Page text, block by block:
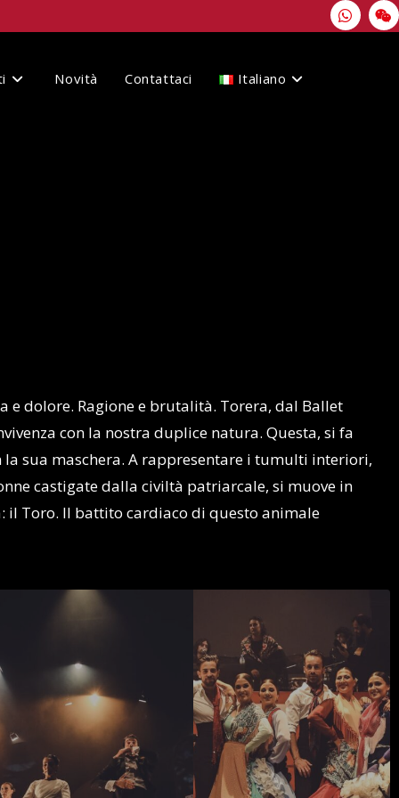
Novità Contattaci Italiano
e dolore. Ragione e brutalità. Torera, dal Ballet
con la nostra duplice natura. Questa, si fa
sua maschera. A rappresentare i tumulti interiori,
castigate dalla civiltà patriarcale, si muove in
il Toro. Il battito cardiaco di questo animale